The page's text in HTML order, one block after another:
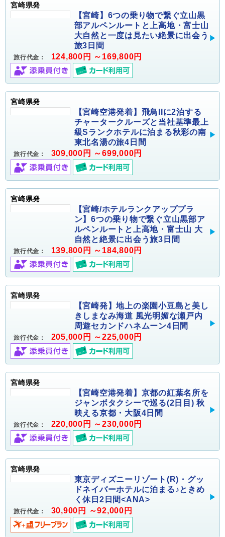
宮崎県発
【宮崎】6つの乗り物で繋ぐ立山黒
部アルペンルートと上高地・富士山
大自然と一度は見たい絶景に出会う
旅3日間
旅行代金： 124,800円 ～169,800円
宮崎県発
【宮崎空港発着】飛鳥IIに2泊する
チャータークルーズと当社基準最上
級Sランクホテルに泊まる秋彩の南
東北名湯の旅4日間
旅行代金： 309,000円 ～699,000円
宮崎県発
【宮崎/ホテルランクアッププラ
ン】6つの乗り物で繋ぐ立山黒部ア
ルペンルートと上高地・富士山 大
自然と絶景に出会う旅3日間
旅行代金： 139,800円 ～184,800円
宮崎県発
【宮崎発】地上の楽園小豆島と美し
きしまなみ海道 風光明媚な瀬戸内
周遊セカンドハネムーン4日間
旅行代金： 205,000円 ～225,000円
宮崎県発
【宮崎空港発着】京都の紅葉名所を
ジャンボタクシーで巡る(2日目) 秋
映える京都・大阪4日間
旅行代金： 220,000円 ～230,000円
宮崎県発
東京ディズニーリゾート(R)・グッ
ドネイバーホテルに泊まる♪ときめ
く休日2日間<ANA>
旅行代金： 30,900円 ～92,000円